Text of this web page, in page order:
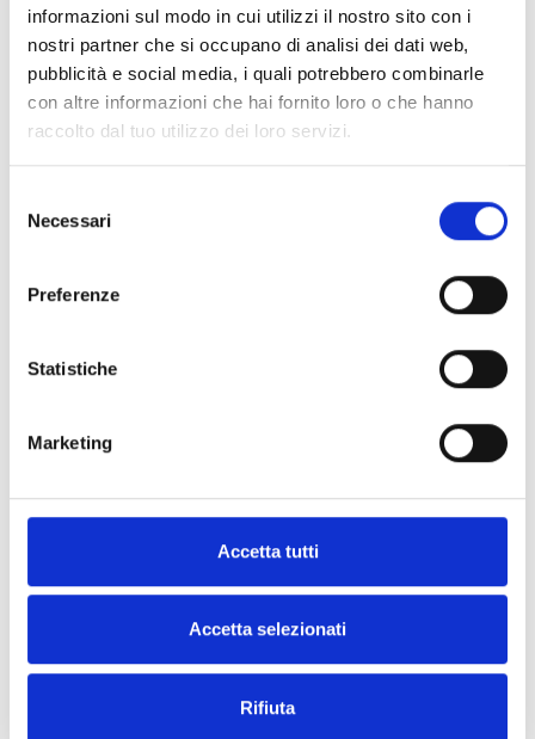
informazioni sul modo in cui utilizzi il nostro sito con i
nostri partner che si occupano di analisi dei dati web,
pubblicità e social media, i quali potrebbero combinarle
con altre informazioni che hai fornito loro o che hanno
raccolto dal tuo utilizzo dei loro servizi.
delNecessari
Preferenze
Statistiche
Marketing
Accetta tutti
Accetta selezionati
Rifiuta
excellent choix pour des applications complexes telles
que les systèmes de stockage d'énergie.
L'investissement dans des systèmes certifiés, tels que
ceux fournis par Inim, permet non seulement
d'améliorer la sécurité globale, mais aussi de se
conformer aux normes européennes les plus strictes, ce
qui rend les BESS fiables et compétitifs sur les marchés